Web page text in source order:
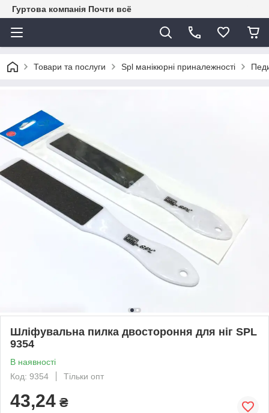
Гуртова компанія Почти всё
Товари та послуги Spl манікюрні приналежності
Шліфувальна пилка двостороння для ніг SPL
9354
В наявності
Код: 9354
Тільки опт
43,24 ₴